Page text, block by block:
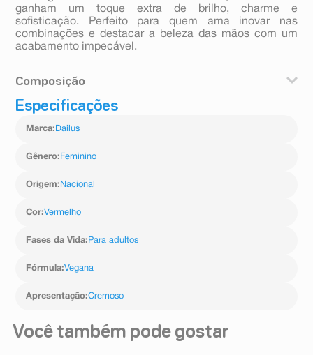
ganham um toque extra de brilho, charme e
sofisticação. Perfeito para quem ama inovar nas
combinações e destacar a beleza das mãos com um
acabamento impecável.
Composição
acetato de butila; acetato de etila; nitrocelulose; resina
estearalcônio hectorita; sílica; álcool isopropílico; ácido
perfume: limoneno, cinamaldeído, linalol, álcool
titânio); ci 77491 (óxido de ferro); ci 15880 (pigmento
(pigmento amarelo); ci 15865 (pigmento vermelho); ci
77266 (pigmento preto); ci15850 (pigmento vermelho).
Especificações
Marca: Dailus
Gênero: Feminino
Origem: Nacional
Cor:Vermelho
Fases da Vida: Para adultos
Fórmula:Vegana
Apresentação:Cremoso
Você também pode gostar